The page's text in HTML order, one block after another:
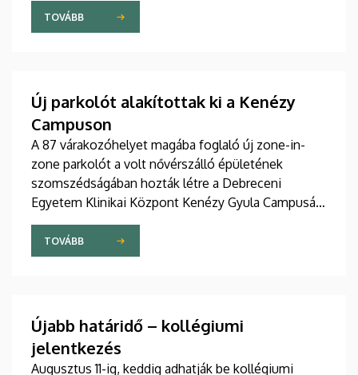
szakdolgozói igazgató adta át pénteken
ünnepélyes keretek között az Elnöki Hivatalban.
TOVÁBB
Új parkolót alakítottak ki a Kenézy
Campuson
A 87 várakozóhelyet magába foglaló új zone-in-
zone parkolót a volt nővérszálló épületének
szomszédságában hozták létre a Debreceni
Egyetem Klinikai Központ Kenézy Gyula Campusán.
Az új területet várhatóan augusztusban nyitják meg
a járművek előtt.
TOVÁBB
Újabb határidő – kollégiumi
jelentkezés
Augusztus 11-ig, keddig adhatják be kollégiumi